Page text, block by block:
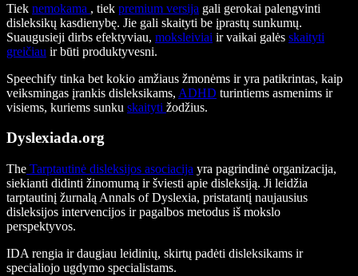
Tiek nemokama , tiek premium versija gali gerokai palengvinti
disleksikų kasdienybę. Jie gali skaityti be įprastų sunkumų.
Suaugusieji dirbs efektyviau, moksleiviai ir vaikai galės skaityti
greičiau ir būti produktyvesni.
Speechify tinka bet kokio amžiaus žmonėms ir yra patikrintas, kaip
veiksmingas įrankis disleksikams, ADHD turintiems asmenims ir
visiems, kuriems sunku skaityti žodžius.
Dyslexiada.org
The Tarptautinė disleksijos asociacija yra pagrindinė organizacija,
siekianti didinti žinomumą ir šviesti apie disleksiją. Ji leidžia
tarptautinį žurnalą Annals of Dyslexia, pristatantį naujausius
disleksijos intervencijos ir pagalbos metodus iš mokslo
perspektyvos.
IDA rengia ir daugiau leidinių, skirtų padėti disleksikams ir
specialiojo ugdymo specialistams.